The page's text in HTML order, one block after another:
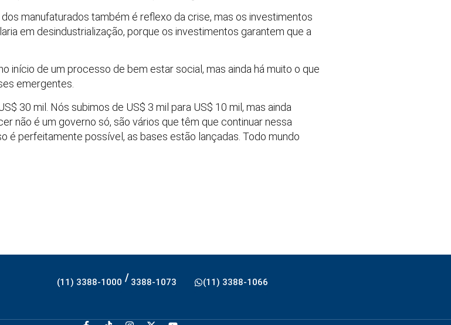
manufaturados também é reflexo da crise, mas os investimentos
em desindustrialização, porque os investimentos garantem que a
início de um processo de bem estar social, mas ainda há muito o que
emergentes.
30 mil. Nós subimos de US$ 3 mil para US$ 10 mil, mas ainda
não é um governo só, são vários que têm que continuar nessa
é perfeitamente possível, as bases estão lançadas. Todo mundo
(11) 3388-1000 / 3388-1073 (11) 3388-1066